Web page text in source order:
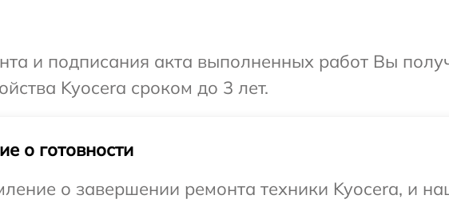
и подписания акта выполненных работ Вы
Kyocera сроком до 3 лет.
о готовности
о завершении ремонта техники Kyocera, и